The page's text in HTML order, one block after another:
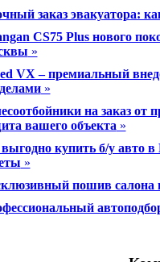
заказ эвакуатора:
CS75 Plus нового
»
VX – премиальный
»
на заказ
вашего объекта »
выгодно купить б/у авто
»
пошив салона